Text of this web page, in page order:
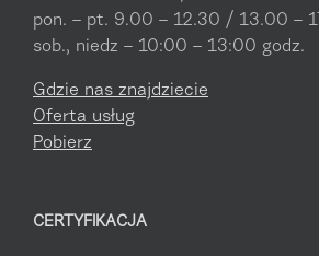
pon. – pt. 9.00 – 12.30 / 13.00 –
sob., niedz – 10:00 – 13:00 godz.
Gdzie nas znajdziecie
Oferta usług
Pobierz
CERTYFIKACJA